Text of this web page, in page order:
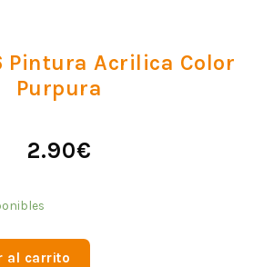
Pintura Acrilica Color
Purpura
2.90€
al carrito